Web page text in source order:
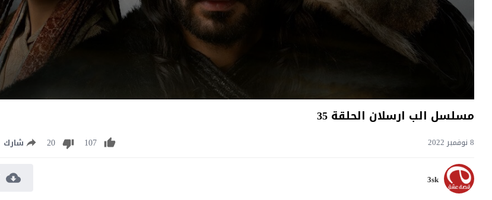
مسلسل الب ارسلان الحلقة 35
8 نوفمبر 2022 107
20 شارك
3sk